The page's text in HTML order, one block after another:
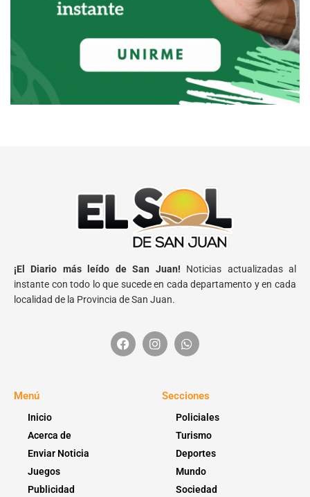
¡El Diario más leído de San Juan! Noticias actualizadas al
instante con todo lo que sucede en cada departamento y en cada
localidad de la Provincia de San Juan.
Menú
Inicio
Acerca de
Enviar Noticia
Juegos
Publicidad
Secciones
Policiales
Turismo
Deportes
Mundo
Sociedad